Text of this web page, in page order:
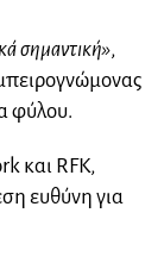
σημαντική»,
φύλου.
και RFK,
ευθύνη για